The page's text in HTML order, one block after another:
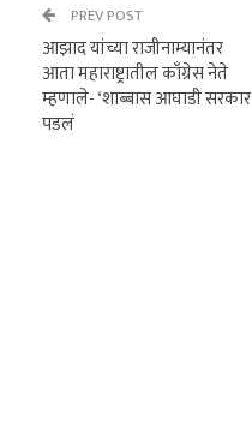
PREV POST
आझाद यांच्या राजीनाम्यानंतर
आता महाराष्ट्रातील काँग्रेस नेते
म्हणाले- ‘शाब्बास आघाडी सरकार
पडलं